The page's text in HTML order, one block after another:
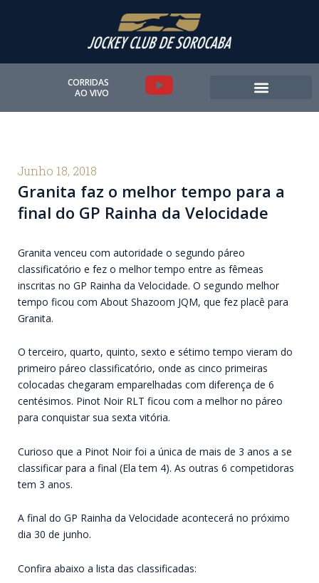
CORRIDAS
AO VIVO
Y
o
u
b
e
Junho 18, 2018
Granita faz o melhor tempo para a
final do GP Rainha da Velocidade
Granita venceu com autoridade o segundo páreo
classificatório e fez o melhor tempo entre as fêmeas
inscritas no GP Rainha da Velocidade. O segundo melhor
tempo ficou com About Shazoom JQM, que fez placê para
Granita.
O terceiro, quarto, quinto, sexto e sétimo tempo vieram do
primeiro páreo classificatório, onde as cinco primeiras
colocadas chegaram emparelhadas com diferença de 6
centésimos. Pinot Noir RLT ficou com a melhor no páreo
para conquistar sua sexta vitória.
Curioso que a Pinot Noir foi a única de mais de 3 anos a se
classificar para a final (Ela tem 4). As outras 6 competidoras
tem 3 anos.
A final do GP Rainha da Velocidade acontecerá no próximo
dia 30 de junho.
Confira abaixo a lista das classificadas: